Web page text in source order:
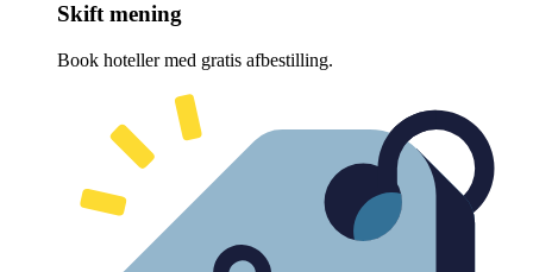
Skift mening
Book hoteller med gratis afbestilling.